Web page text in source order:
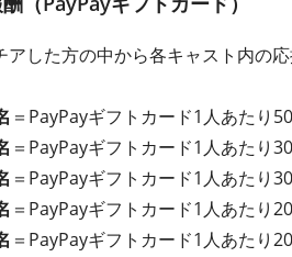
した方の中から各キャスト内の
＝PayPayギフトカード1人あたり
＝PayPayギフトカード1人あたり
＝PayPayギフトカード1人あたり
＝PayPayギフトカード1人あたり
＝PayPayギフトカード1人あたり